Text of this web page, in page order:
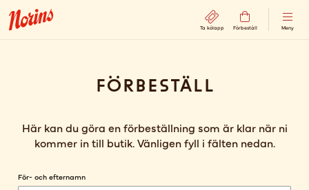
Ta kölapp Förbeställ Meny
Förbeställ
Här kan du göra en förbeställning som är klar när ni
kommer in till butik. Vänligen fyll i fälten nedan.
Förbeställning
För- och efternamn